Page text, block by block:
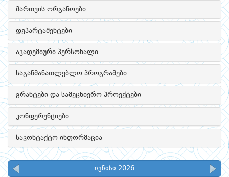
მართვის ორგანოები
დეპარტამენტები
აკადემიური პერსონალი
საგანმანათლებლო პროგრამები
გრანტები და სამეცნიერო პროექტები
კონფერენციები
საკონტაქტო ინფორმაცია
ივნისი 2026